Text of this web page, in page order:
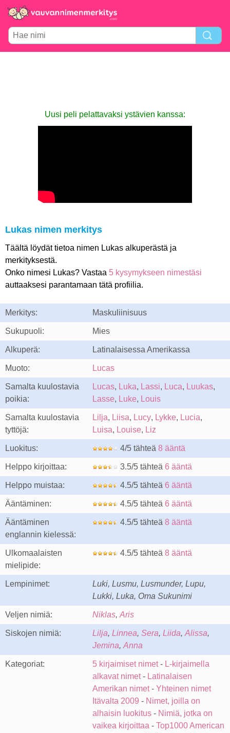
Uusi peli pelattavaksi ystävien kanssa:
Lukas nimen merkitys
Täältä löydät tietoa nimen Lukas alkuperästä ja
merkityksestä.
Onko nimesi Lukas? Vastaa 5 kysymykseen nimestäsi
auttaaksesi parantamaan tätä profiilia.
Merkitys: Maskuliinisuus
Sukupuoli: Mies
Alkuperä: Latinalaisessa Amerikassa
Muoto: Lucas
Samalta kuulostavia
poikia:
Lucas, Luka, Lassi, Luca, Luukas,
Lasse, Luke, Louis
Samalta kuulostavia
tyttöjä:
Lilja, Liisa, Lucy, Lykke, Lucia,
Luisa, Louise, Liz
Luokitus: 4/5 tähteä 8 ääntä
Helppo kirjoittaa: 3.5/5 tähteä 6 ääntä
Helppo muistaa: 4.5/5 tähteä 6 ääntä
Ääntäminen: 4.5/5 tähteä 6 ääntä
Ääntäminen
englannin kielessä:
4.5/5 tähteä 8 ääntä
Ulkomaalaisten
mielipide:
4.5/5 tähteä 8 ääntä
Lempinimet:
Luki, Lusmu, Lusmunder, Lupu,
Lukki, Luka, Oma Sukunimi
Veljen nimiä: Niklas, Aris
Siskojen nimiä: Lilja, Linnea, Sera, Liida, Alissa,
Jemina, Anna
Kategoriat: 5 kirjaimiset nimet- L-kirjaimella
alkavat nimet- Latinalaisen
Amerikan nimet- Yhteinen nimet
Itävalta 2009 - Nimet, joilla on
alhaisin luokitus - Nimiä, jotka on
vaikea kirjoittaa - Top1000 American